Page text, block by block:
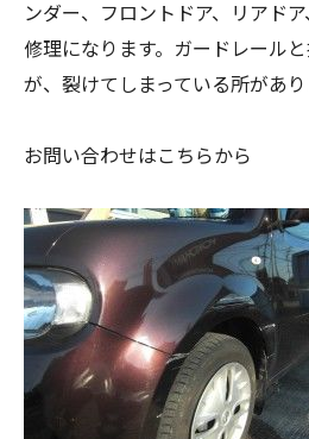
ンダー、フロントドア、リアド
修理になります。ガードレール
が、裂けてしまっている所があり
お問い合わせはこちらから